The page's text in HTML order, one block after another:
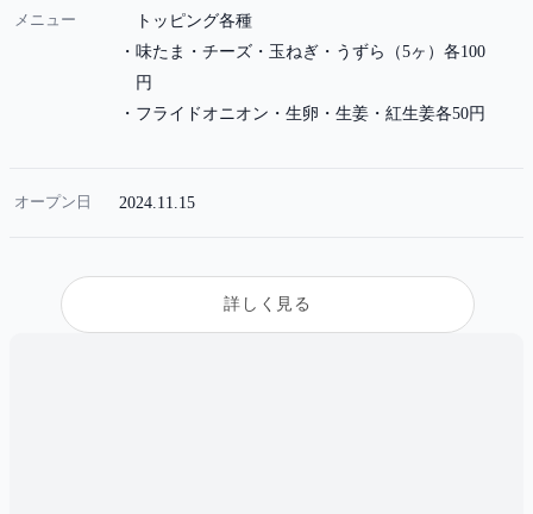
メニュー
トッピング各種
味たま・チーズ・玉ねぎ・うずら（5ヶ）各100
円
フライドオニオン・生卵・生姜・紅生姜各50円
オープン日 2024.11.15
詳しく見る